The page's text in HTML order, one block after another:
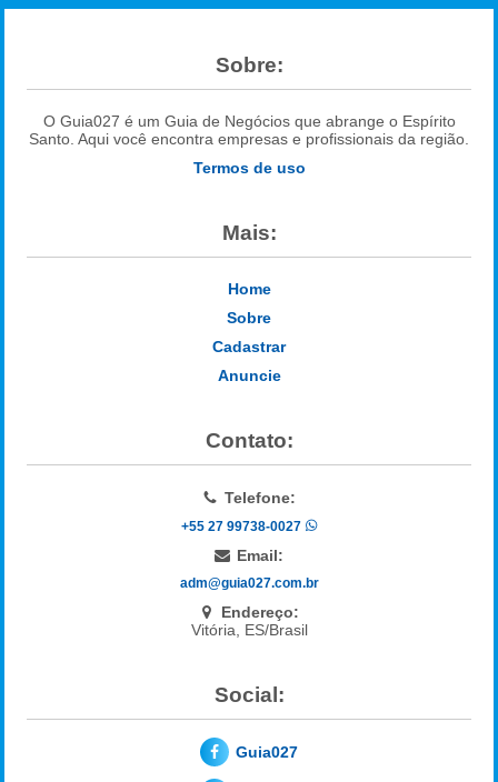
Sobre:
O Guia027 é um Guia de Negócios que abrange o Espírito
Santo. Aqui você encontra empresas e profissionais da região.
Termos de uso
Mais:
Home
Sobre
Cadastrar
Anuncie
Contato:
Telefone:
+55 27 99738-0027
Email:
adm@guia027.com.br
Endereço:
Vitória, ES/Brasil
Social:
Guia027